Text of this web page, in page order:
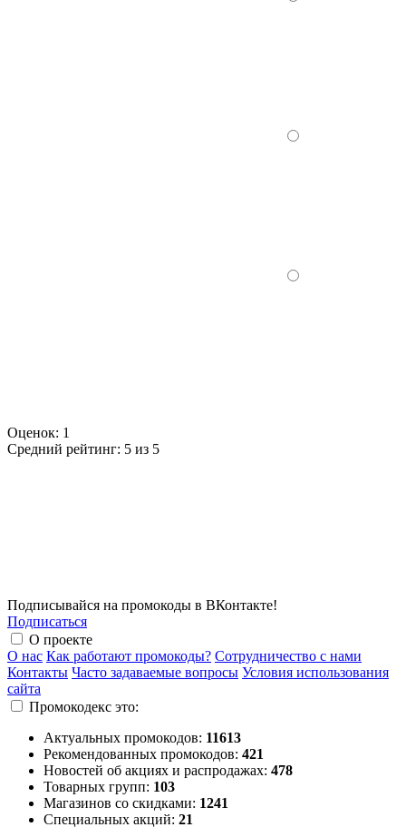
Оценок: 1
Средний рейтинг: 5 из 5
Подписывайся на промокоды в ВКонтакте!
Подписаться
О проекте
О нас Как работают промокоды? Сотрудничество с нами
Контакты Часто задаваемые вопросы Условия использования
сайта
Промокодекс это:
Актуальных промокодов: 11613
Рекомендованных промокодов: 421
Новостей об акциях и распродажах: 478
Товарных групп: 103
Магазинов со скидками: 1241
Специальных акций: 21